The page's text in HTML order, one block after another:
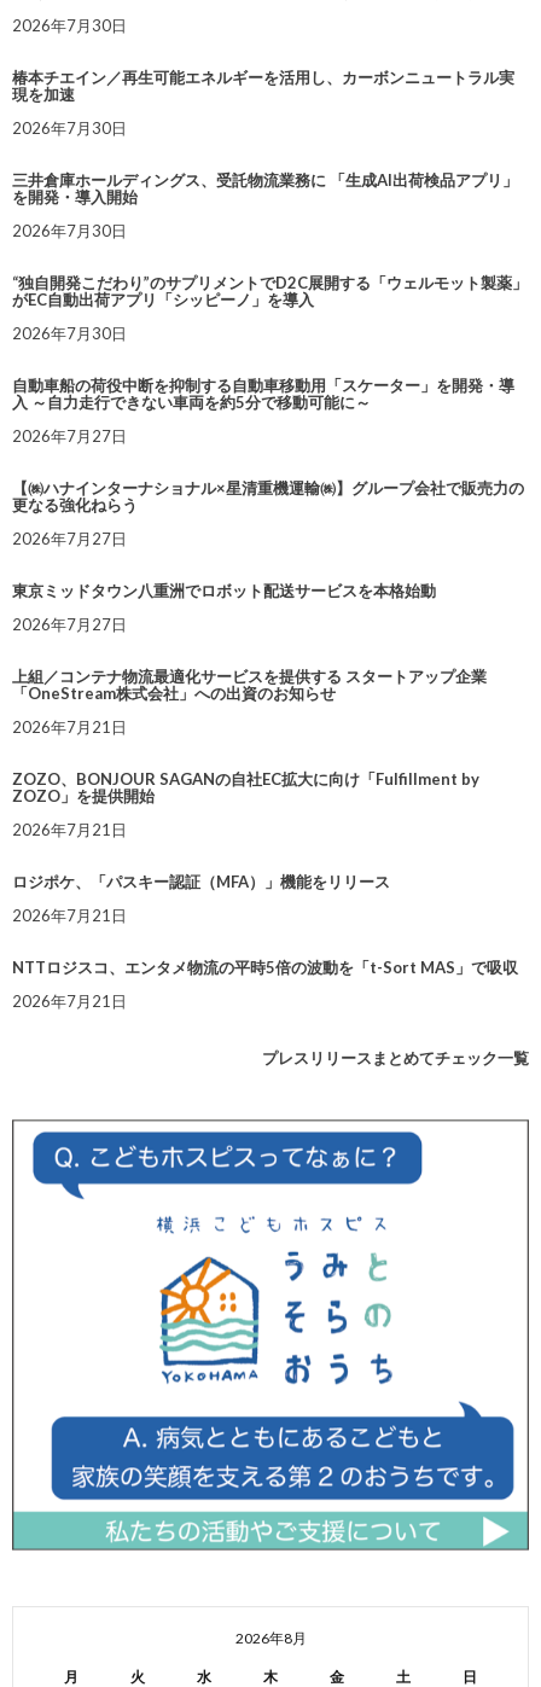
2026年7月30日
椿本チエイン／再生可能エネルギーを活用し、カーボンニュートラル実
現を加速
2026年7月30日
三井倉庫ホールディングス、受託物流業務に 「生成AI出荷検品アプリ」
を開発・導入開始
2026年7月30日
“独自開発こだわり”のサプリメントでD2C展開する「ウェルモット製薬」
がEC自動出荷アプリ「シッピーノ」を導入
2026年7月30日
自動車船の荷役中断を抑制する自動車移動用「スケーター」を開発・導
入 ～自力走行できない車両を約5分で移動可能に～
2026年7月27日
【㈱ハナインターナショナル×星清重機運輸㈱】グループ会社で販売力の
更なる強化ねらう
2026年7月27日
東京ミッドタウン八重洲でロボット配送サービスを本格始動
2026年7月27日
上組／コンテナ物流最適化サービスを提供する スタートアップ企業
「OneStream株式会社」への出資のお知らせ
2026年7月21日
ZOZO、BONJOUR SAGANの自社EC拡大に向け「Fulfillment by
ZOZO」を提供開始
2026年7月21日
ロジポケ、「パスキー認証（MFA）」機能をリリース
2026年7月21日
NTTロジスコ、エンタメ物流の平時5倍の波動を「t-Sort MAS」で吸収
2026年7月21日
プレスリリースまとめてチェック一覧
2026年8月
月 火 水 木 金 土 日